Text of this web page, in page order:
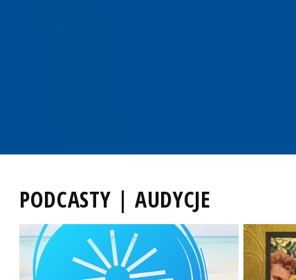
PODCASTY | AUDYCJE